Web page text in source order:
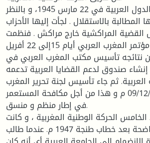
و بنشوء جامعة الدول العربية في 22 مارس 1945، و بالنظر
المطالبة بالاستقلال . لجأت إليها الأحزاب
القضية المراكشية خارج مراكش . فنظمت
الجامعة العربية مؤتمر المغرب العربي أيام 15إلى 22 أفريل
من نتائجه تأسيس مكتب المغرب العربي في
، و إنشاء صندوق لدعم القضايا العربية تدعمه
العربية. ثم جاء تأسيس لجنة تحرير المغرب
العربي في 09/12/1947 م و هذا من أجل مكافحة المستعمر
في إطار منظم و منسق.
الحركة الوطنية المغربية ، و كانت
مساندته لها واضحة بعد خطاب طنجة 1947 م. عندما طالب